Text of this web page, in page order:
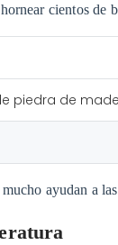
cientos de
piedra de
ayudan a